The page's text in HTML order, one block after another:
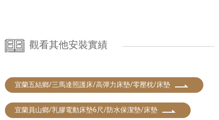
觀看其他安裝實績
宜蘭五結鄉/三馬達照護床/高彈力床墊/零壓枕/床墊
宜蘭員山鄉/乳膠電動床墊6尺/防水保潔墊/床墊